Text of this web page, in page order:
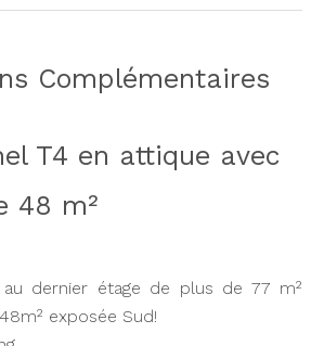
Complémentaires
T4 en attique avec
48 m²
au dernier étage de plus de 77 m²
exposée Sud!